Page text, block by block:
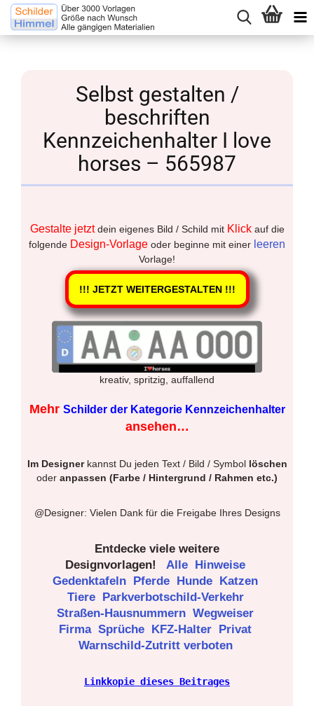
Selbst gestalten /
beschriften
Kennzeichenhalter I love
horses – 565987
Gestalte jetztdein eigenes Bild / Schild mit Klickauf die
folgende Design-Vorlage oder beginne mit einer leeren
Vorlage!
!!! JETZT WEITERGESTALTEN !!!
kreativ, spritzig, auffallend
Mehr Schilder der Kategorie Kennzeichenhalter
ansehen…
Im Designerkannst Du jeden Text / Bild / Symbol löschen
oder anpassen (Farbe / Hintergrund / Rahmen etc.)
@Designer: Vielen Dank für die Freigabe Ihres Designs
Entdecke viele weitere
Designvorlagen!
Alle
Hinweise
Gedenktafeln
Pferde Hunde
Katzen
Tiere
Parkverbotschild-Verkehr
Straßen-Hausnummern Wegweiser
Firma Sprüche KFZ-Halter
Privat
Warnschild-Zutritt verboten
Linkkopie dieses Beitrages